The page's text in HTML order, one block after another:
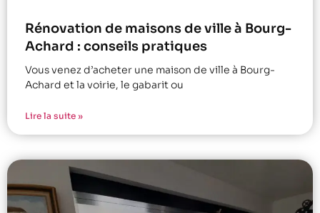
Rénovation de maisons de ville à Bourg-
Achard : conseils pratiques
Vous venez d’acheter une maison de ville à Bourg-
Achard et la voirie, le gabarit ou
Lire la suite »